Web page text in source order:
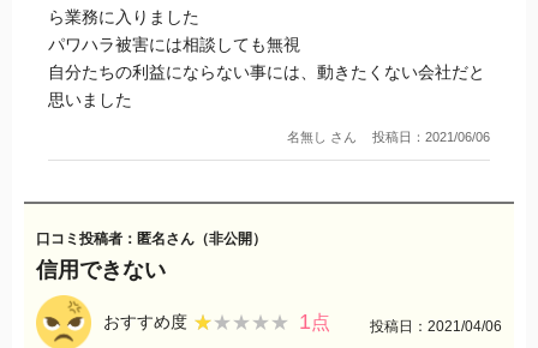
ら業務に入りました
パワハラ被害には相談しても無視
自分たちの利益にならない事には、動きたくない会社だと
思いました
名無し さん 投稿日：2021/06/06
口コミ投稿者：匿名さん（非公開）
信用できない
おすすめ度 ★★★★★
★★★★★ 1点 投稿日：2021/04/06